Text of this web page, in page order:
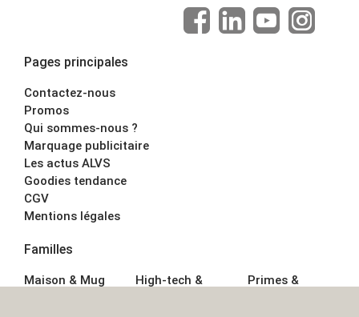
Pages principales
Contactez-nous
Promos
Qui sommes-nous ?
Marquage publicitaire
Les actus ALVS
Goodies tendance
CGV
Mentions légales
Familles
Maison & Mug
High-tech &
Primes &